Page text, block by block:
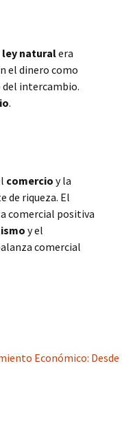
ley naturalera
el dinero como
intercambio.
.
comercio y la
de riqueza. El
comercial positiva
y el
comercial
Económico: